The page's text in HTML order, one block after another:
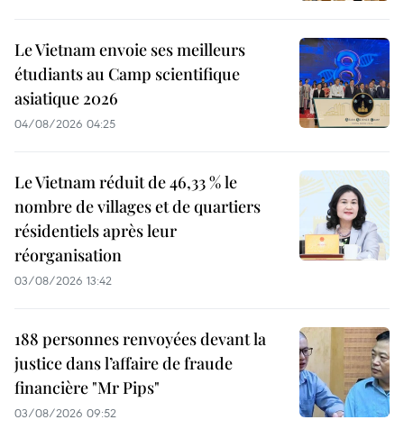
Le Vietnam envoie ses meilleurs
étudiants au Camp scientifique
asiatique 2026
04/08/2026 04:25
Le Vietnam réduit de 46,33 % le
nombre de villages et de quartiers
résidentiels après leur
réorganisation
03/08/2026 13:42
188 personnes renvoyées devant la
justice dans l’affaire de fraude
financière "Mr Pips"
03/08/2026 09:52